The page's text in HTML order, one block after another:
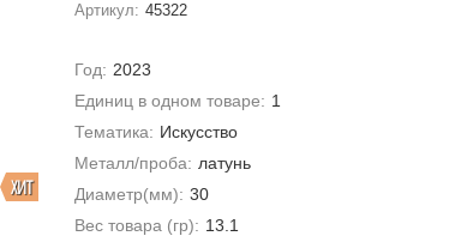
ХИТ
Артикул: 45322
Год: 2023
Единиц в одном товаре: 1
Тематика: Искусство
Металл/проба: латунь
Диаметр(мм): 30
Вес товара (гр): 13.1